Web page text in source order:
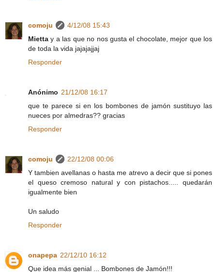
comoju
4/12/08 15:43
Mietta y a las que no nos gusta el chocolate, mejor que los
de toda la vida jajajajjaj
Responder
Anónimo 21/12/08 16:17
que te parece si en los bombones de jamón sustituyo las
nueces por almedras?? gracias
Responder
comoju
22/12/08 00:06
Y tambien avellanas o hasta me atrevo a decir que si pones
el queso cremoso natural y con pistachos..... quedarán
igualmente bien
Un saludo
Responder
onapepa 22/12/10 16:12
Que idea más genial ... Bombones de Jamón!!!